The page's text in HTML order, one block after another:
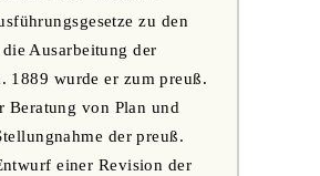
zu den
Ausarbeitung der
1889 wurde er zum preuß.
Beratung von Plan und
der preuß.
einer Revision der